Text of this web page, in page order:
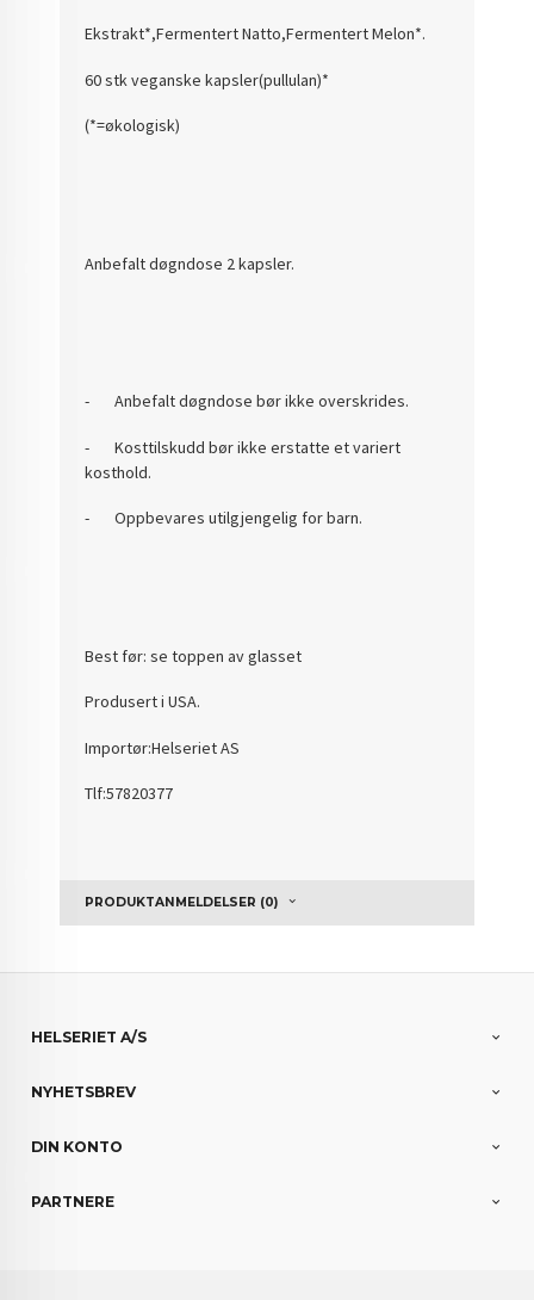
Ekstrakt*,Fermentert Natto,Fermentert Melon*.
60 stk veganske kapsler(pullulan)*
(*=økologisk)
Anbefalt døgndose 2 kapsler.
- Anbefalt døgndose bør ikke overskrides.
-
Kosttilskudd bør ikke erstatte et variert
kosthold.
- Oppbevares utilgjengelig for barn.
Best før: se toppen av glasset
Produsert i USA.
Importør:Helseriet AS
Tlf:57820377
PRODUKTANMELDELSER (0)
HELSERIET A/S
NYHETSBREV
DIN KONTO
PARTNERE